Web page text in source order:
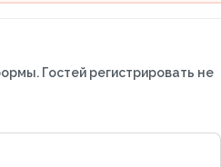
Гостей регистрировать не